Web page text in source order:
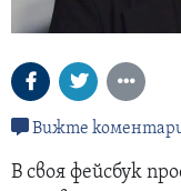
Вижте
В своя фейсбук